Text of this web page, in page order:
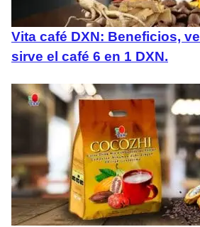
Vita café DXN: Beneficios,
sirve el café 6 en 1 DXN.